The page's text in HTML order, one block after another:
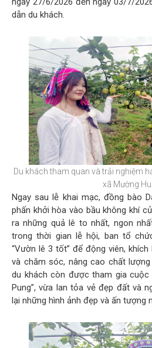
dẫn du khách.
Du khách tham quan và trải nghiệm
xã Mường
Ngay sau lễ khai mạc, đồng bào
phấn khởi hòa vào bầu không khí
ra những quả lê to nhất, ngon
trong thời gian lễ hội, ban tổ
“Vườn lê 3 tốt” để động viên,
và chăm sóc, nâng cao chất lượng
du khách còn được tham gia cuộc
Pung”, vừa lan tỏa vẻ đẹp đất và
lại những hình ảnh đẹp và ấn tượng